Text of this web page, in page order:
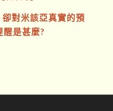
對米該亞真實的預
醒是甚麼?